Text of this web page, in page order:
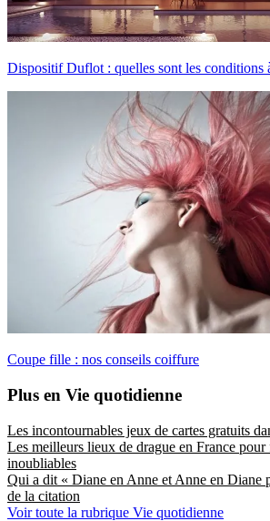
Dispositif Duflot : quelles sont les conditions
Coupe fille : nos conseils coiffure
Plus en Vie quotidienne
Les incontournables jeux de cartes gratuits
Les meilleurs lieux de drague en France pour
inoubliables
Qui a dit « Diane en Anne et Anne en Diane
de la citation
Voir toute la rubrique Vie quotidienne